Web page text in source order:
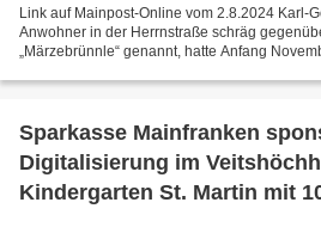
Link auf Mainpost-Online vom 2.8.2024 Karl-
Anwohner in der Herrnstraße schräg
„Märzebrünnle“ genannt, hatte Anfang
Sparkasse Mainfranken
Digitalisierung im
Kindergarten St. Martin mit